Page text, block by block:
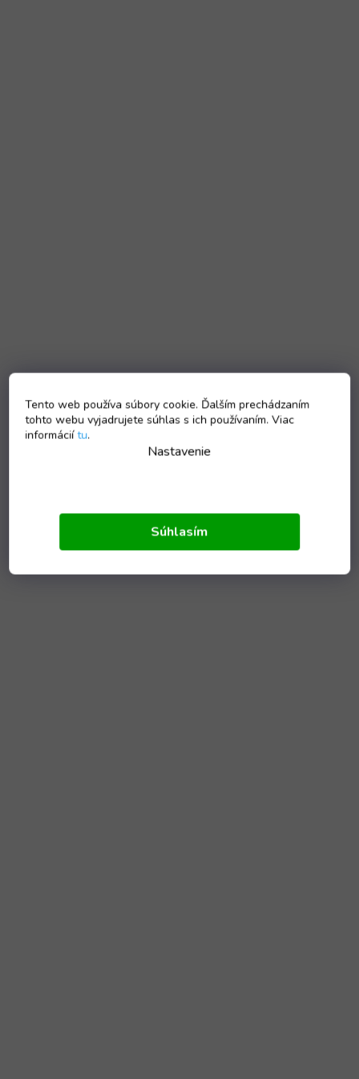
Tento web používa súbory cookie. Ďalším prechádzaním
tohto webu vyjadrujete súhlas s ich používaním. Viac
informáciítu.
Nastavenie
Súhlasím